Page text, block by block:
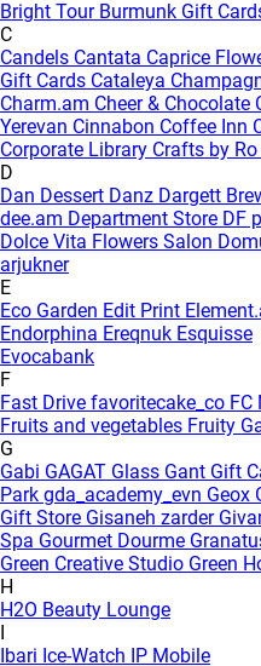
Bright Tour Burmunk Gift
C
Candels Cantata Caprice
Gift Cards Cataleya
Charm.am Cheer & Chocolate
Yerevan Cinnabon Coffee Inn
Corporate Library Crafts by Ro
D
Dan Dessert Danz Dargett
dee.am Department Store DF
Dolce Vita Flowers Salon
arjukner
E
Eco Garden Edit Print
Endorphina Ereqnuk Esquisse
Evocabank
F
Fast Drive favoritecake_co FC
Fruits and vegetables Fruity
G
Gabi GAGAT Glass Gant Gift
Park gda_academy_evn Geox
Gift Store Gisaneh zarder
Spa Gourmet Dourme
Green Creative Studio Green
H
H2O Beauty Lounge
I
Ibari Ice-Watch IP Mobile